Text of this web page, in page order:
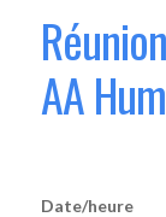
AA
Date/heure